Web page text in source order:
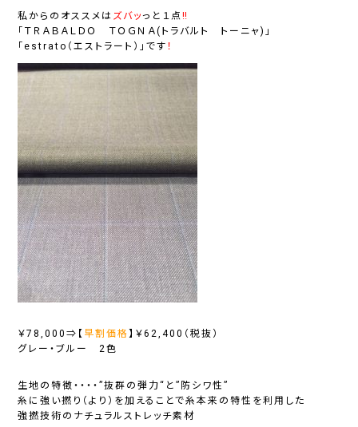
私からのオススメは ズバッっと １点‼
「 ＴＲＡＢＡＬＤＯ ＴＯＧＮＡ(トラバルト トーニャ) 」
「estrato（エストラート） 」です ！
￥78,000⇒【 早割価格】 ￥62,400（税抜）
グレー・ブルー 2色
生地の特徴・・・・”抜群の弾力“と” 防シワ性”
糸に強い撚り（より）を加えることで糸本来の特性を利用した
強撚技術のナチュラルストレッチ素材